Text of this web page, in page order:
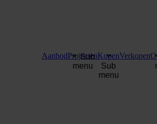
AanbodProjecten
Sub
menu
Kopen
Sub
menu
Verkopen